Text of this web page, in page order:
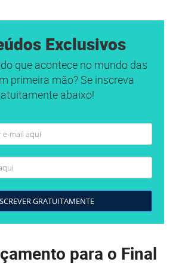
Exclusivos
que acontece no mundo das
primeira mão? Se inscreva
abaixo!
GRATUITAMENTE
para o Final